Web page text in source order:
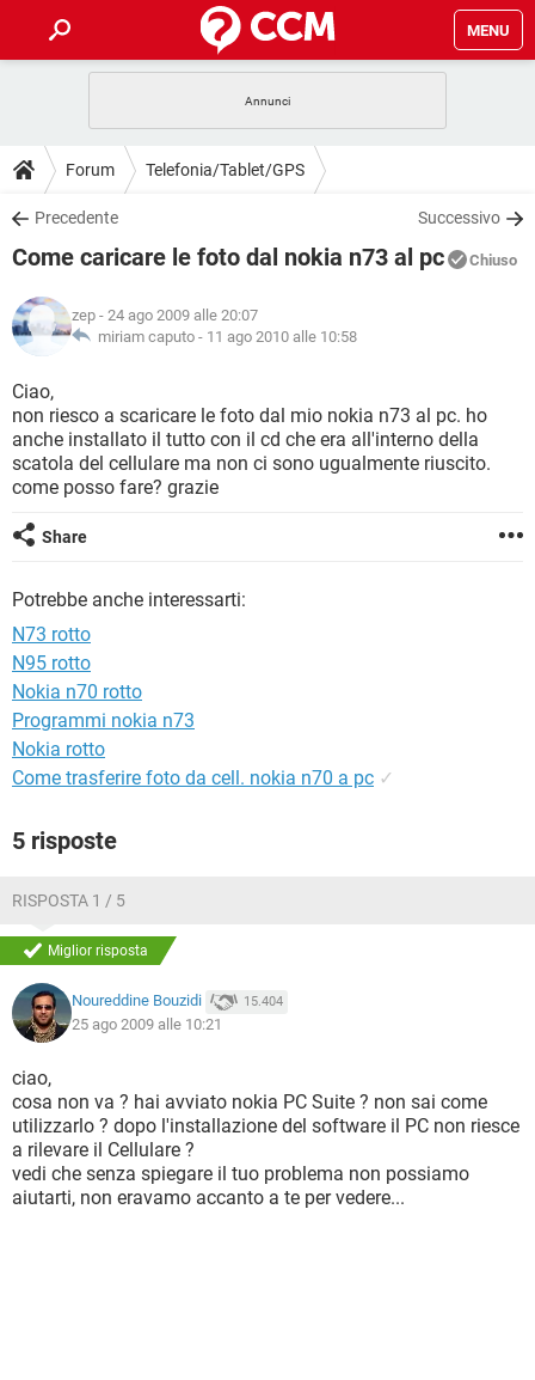
MENU
INTRATTENIMENTO ANDROID
iOS
INSTAGRAM WHATSAPP
TIKTOK
HARDWARE
GUIDE
COVID-19 GAMING
INSTAGRAM
TIKTOK
HARDWARE
DOWNLOAD
COVID-19 GAMING
INTRATTENIMENTO
iOS WINDOWS 10
INSTAGRAM
TIKTOK FACEBOOK
HARDWARE
COVID-19
INTRATTENIMENTO
iOS
INSTAGRAM WHATSAPP
TIKTOK
HARDWARE
GLOSSARIO
COVID-19
INTRATTENIMENTO ANDROID
iOS WINDOWS 10
INSTAGRAM
TIKTOK
Forum Telefonia/Tablet/GPS
Precedente Successivo
Come caricare le foto dal nokia n73 al pc Chiuso
zep - 24 ago 2009 alle 20:07
miriam caputo - 11 ago 2010 alle 10:58
Ciao,
non riesco a scaricare le foto dal mio nokia n73 al pc. ho
anche installato il tutto con il cd che era all'interno della
scatola del cellulare ma non ci sono ugualmente riuscito.
come posso fare? grazie
Share
Potrebbe anche interessarti:
N73 rotto
N95 rotto
Nokia n70 rotto
Programmi nokia n73
Nokia rotto
Come trasferire foto da cell. nokia n70 a pc ✓
5 risposte
RISPOSTA 1 / 5
Miglior risposta
Noureddine Bouzidi 15.404
25 ago 2009 alle 10:21
ciao,
cosa non va ? hai avviato nokia PC Suite ? non sai come
utilizzarlo ? dopo l'installazione del software il PC non riesce
a rilevare il Cellulare ?
vedi che senza spiegare il tuo problema non possiamo
aiutarti, non eravamo accanto a te per vedere...